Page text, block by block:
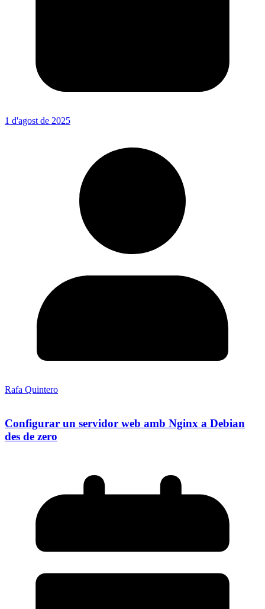
1 d'agost de 2025
Rafa Quintero
Configurar un servidor web amb Nginx a Debian
des de zero